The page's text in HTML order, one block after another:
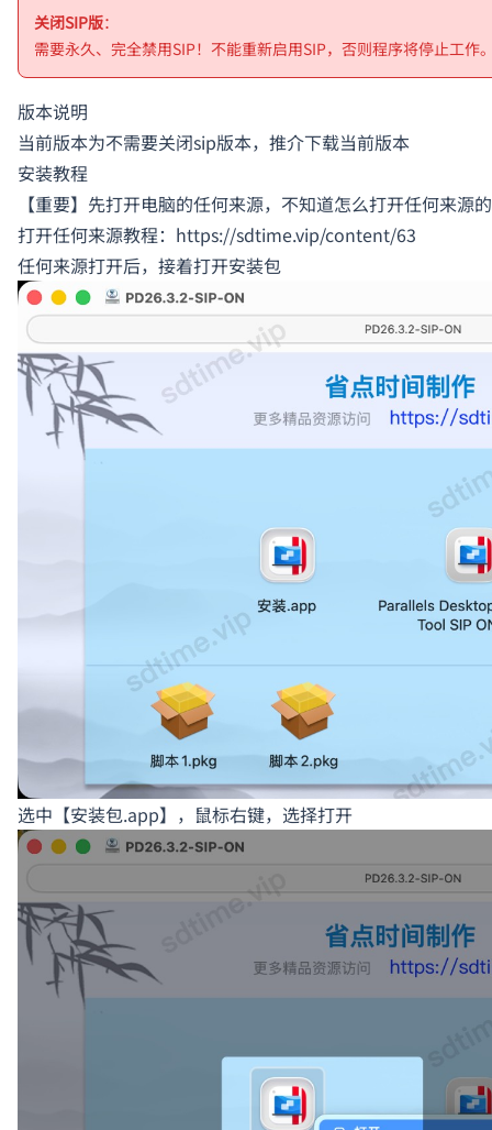
关闭SIP版：
需要永久、完全禁用SIP！不能重新启用SIP，否则程序将停止工作
版本说明
当前版本为不需要关闭sip版本，推介下载当前版本
安装教程
【重要】先打开电脑的任何来源，不知道怎么打开任何来源
打开任何来源教程：https://sdtime.vip/content/63
任何来源打开后，接着打开安装包
选中【安装包.app】，鼠标右键，选择打开